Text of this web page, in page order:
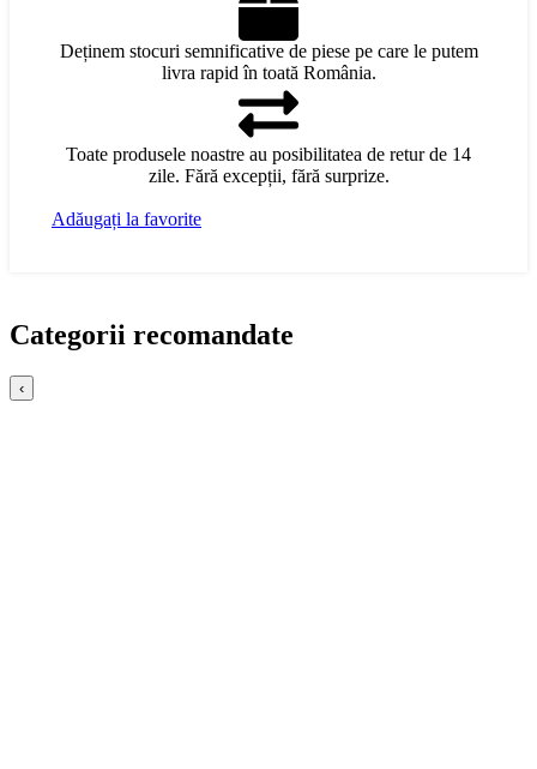
Deținem stocuri semnificative de piese pe care le putem
livra rapid în toată România.
Toate produsele noastre au posibilitatea de retur de 14
zile. Fără excepții, fără surprize.
Adăugați la favorite
Categorii recomandate
‹